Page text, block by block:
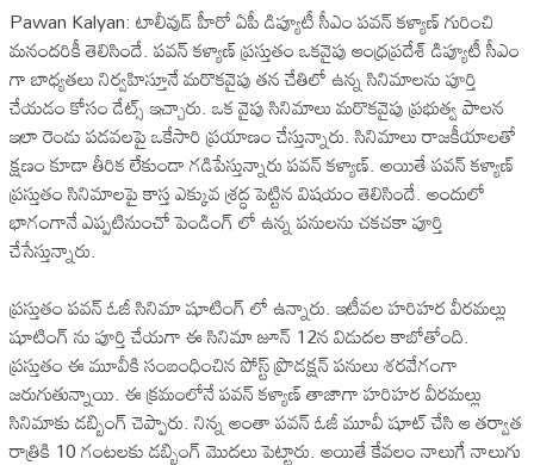
Pawan Kalyan: టాలీవుడ్ హీరో ఏపీ డిప్యూటీ సీఎం పవన్ కళ్యాణ్ గురించి
మనందరికీ తెలిసిందే. పవన్ కళ్యాణ్ ప్రస్తుతం ఒకవైపు ఆంధ్రప్రదేశ్ డిప్యూటీ సీఎం
గా బాధ్యతలు నిర్వహిస్తూనే మరొకవైపు తన చేతిలో ఉన్న సినిమాలను పూర్తి
చేయడం కోసం డేట్స్ ఇచ్చారు. ఒక వైపు సినిమాలు మరొకవైపు ప్రభుత్వ పాలన
ఇలా రెండు పడవలపై ఒకేసారి ప్రయాణం చేస్తున్నారు. సినిమాలు రాజకీయాలతో
క్షణం కూడా తీరిక లేకుండా గడిపేస్తున్నారు పవన్ కళ్యాణ్. అయితే పవన్ కళ్యాణ్
ప్రస్తుతం సినిమాలపై కాస్త ఎక్కువ శ్రద్ధ పెట్టిన విషయం తెలిసిందే. అందులో
భాగంగానే ఎప్పటినుంచో పెండింగ్ లో ఉన్న పనులను చకచకా పూర్తి
చేసేస్తున్నారు.
ప్రస్తుతం పవన్ ఓజీ సినిమా షూటింగ్ లో ఉన్నారు. ఇటీవల హరిహర వీరమల్లు
షూటింగ్ ను పూర్తి చేయగా ఈ సినిమా జూన్ 12న విడుదల కాబోతోంది.
ప్రస్తుతం ఈ మూవీకి సంబంధించిన పోస్ట్ ప్రొడక్షన్ పనులు శరవేగంగా
జరుగుతున్నాయి. ఈ క్రమంలోనే పవన్ కళ్యాణ్ తాజాగా హరిహర వీరమల్లు
సినిమాకు డబ్బింగ్ చెప్పారు. నిన్న అంతా పవన్ ఓజీ మూవీ షూట్ చేసి ఆ తర్వాత
రాత్రికి 10 గంటలకు డబ్బింగ్ మొదలు పెట్టారు. అయితే కేవలం నాలుగే నాలుగు